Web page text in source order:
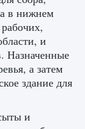
0
в нижнем
и
Назначенные
а затем
здание для
и